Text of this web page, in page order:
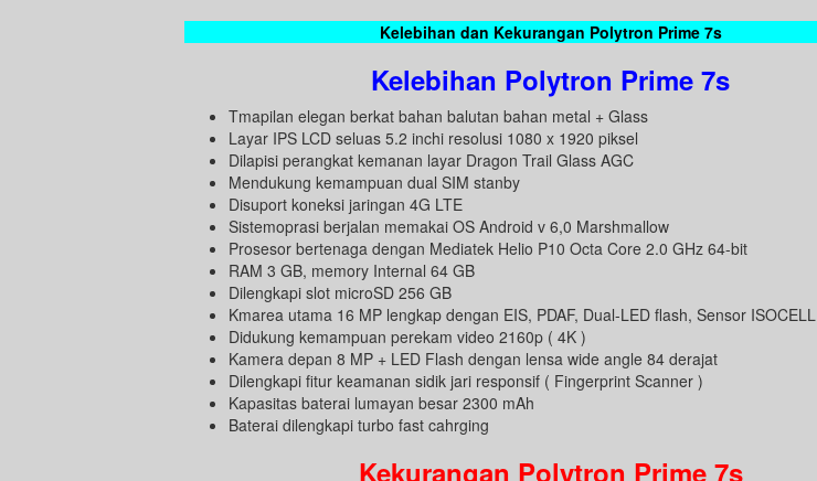
Kelebihan dan Kekurangan Polytron Prime 7s
Kelebihan Polytron Prime 7s
Tmapilan elegan berkat bahan balutan bahan metal + Glass
Layar IPS LCD seluas 5.2 inchi resolusi 1080 x 1920 piksel
Dilapisi perangkat kemanan layar Dragon Trail Glass AGC
Mendukung kemampuan dual SIM stanby
Disuport koneksi jaringan 4G LTE
Sistemoprasi berjalan memakai OS Android v 6,0 Marshmallow
Prosesor bertenaga dengan Mediatek Helio P10 Octa Core 2.0 GHz 64-bit
RAM 3 GB, memory Internal 64 GB
Dilengkapi slot microSD 256 GB
Kmarea utama 16 MP lengkap dengan EIS, PDAF, Dual-LED flash, Sensor ISOCELL
Didukung kemampuan perekam video 2160p ( 4K )
Kamera depan 8 MP + LED Flash dengan lensa wide angle 84 derajat
Dilengkapi fitur keamanan sidik jari responsif ( Fingerprint Scanner )
Kapasitas baterai lumayan besar 2300 mAh
Baterai dilengkapi turbo fast cahrging
Kekurangan Polytron Prime 7s